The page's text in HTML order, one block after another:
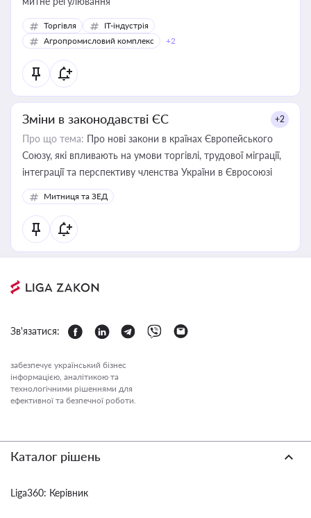
Торгівля
IT-індустрія
Агропромисловий комплекс
+2
Зміни в законодавстві ЄС +2
Про що тема: Про нові закони в країнах Європейського
Союзу, які впливають на умови торгівлі, трудової міграції,
інтеграції та перспективу членства України в Євросоюзі
Митниця та ЗЕД
Зв'язатися:
забезпечує український бізнес
інформацією, аналітикою та
технологічними рішеннями для
ефективної та безпечної роботи.
Каталог рішень
Liga360: Керівник